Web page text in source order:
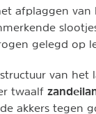
afplaggen van
gelegd op
van het
twaalf
akkers tegen